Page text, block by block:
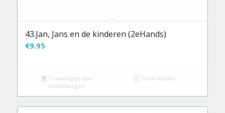
43.Jan, Jans en de kinderen (2eHands)
€9.95
Toevoegen aan
winkelwagen
Toon details